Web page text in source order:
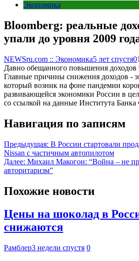
Экономика
Bloomberg: реальные
упали до уровня 2009
NEWSru.com :: Экономика5 лет спустя0
Давно обещанного повышения доходов
Главные причины снижения доходов -
который возник на фоне пандемии
развивающейся экономики России в
со ссылкой на данные Института
Навигация по записям
Предыдущая: В России стартовали
Nissan с частичным автопилотом
Далее: Михаил Макогон: “Война – не
авторитаризм”
Похожие новости
Цены на шоколад в
снижаются
Рамблер3 недели спустя 0